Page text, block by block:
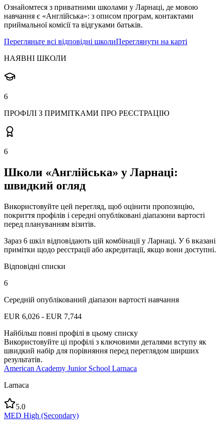
Ознайомтеся з приватними школами у Ларнаці, де мовою
навчання є «Англійська»: з описом програм, контактами
приймальної комісії та відгуками батьків.
Перегляньте всі відповідні школиПереглянути на карті
НАЯВНІ ШКОЛИ
6
ПРОФІЛІ З ПРИМІТКАМИ ПРО РЕЄСТРАЦІЮ
6
Школи «Англійська» у Ларнаці:
швидкий огляд
Використовуйте цей перегляд, щоб оцінити пропозицію,
покриття профілів і середні опубліковані діапазони вартості
перед плануванням візитів.
Зараз 6 шкіл відповідають цій комбінації у Ларнаці. У 6 вказані
примітки щодо реєстрації або акредитації, якщо вони доступні.
Відповідні списки
6
Середній опублікований діапазон вартості навчання
EUR 6,026 - EUR 7,744
Найбільш повні профілі в цьому списку
Використовуйте ці профілі з ключовими деталями вступу як
швидкий набір для порівняння перед переглядом ширших
результатів.
American Academy Junior School Larnaca
Larnaca
5.0
MED High (Secondary)